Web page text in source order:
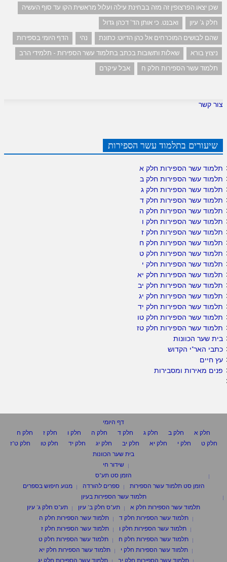
שכן יצאו הפרצופין זה מזה בבחינת עילה ועלול מראשית הקו עד סוף העשיה
חלק ג' עיון
ואבנט. כי אותן הד' דכהן גדול
שהם לבושים המוכרחים אל כהן הדיוט: כתונת
נהי
הדף היומי בספירות
ניצוץ בורא
שאלות ותשובות בכתב בתלמוד עשר הספירות - תלמידי הרב
תלמוד עשר הספירות חלק ח
אבל עיקרם
צור קשר
שיעורים בתלמוד עשר הספירות
תלמוד עשר הספירות חלק א
תלמוד עשר הספירות חלק ב
תלמוד עשר הספירות חלק ג
תלמוד עשר הספירות חלק ד
תלמוד עשר הספירות חלק ה
תלמוד עשר הספירות חלק ו
תלמוד עשר הספירות חלק ז
תלמוד עשר הספירות חלק ח
תלמוד עשר הספירות חלק ט
תלמוד עשר הספירות חלק י
תלמוד עשר הספירות חלק יא
תלמוד עשר הספירות חלק יב
תלמוד עשר הספירות חלק יג
תלמוד עשר הספירות חלק יד
תלמוד עשר הספירות חלק טו
תלמוד עשר הספירות חלק טז
בית שער הכוונות
כתבי האר"י הקדוש
עץ חיים
פנים מאירות ומסבירות
דף היומי
חלק א
חלק ב חלק ג חלק ד חלק ה חלק ו חלק ז
חלק ח
חלק ט
חלק י חלק יא חלק יב חלק יג חלק יד חלק טו
חלק ט"ז
בית שער הכוונות
שידור חי
הזמן סט תע"ס
הזמן סט תלמוד עשר הספירות
ספרים להורדה
מנוע חיפוש בספרים
תלמוד עשר הספירות בעיון
תלמוד עשר הספירות חלק א
תע"ס חלק ב' עיון
תע"ס חלק ג' עיון
תלמוד עשר הספירות חלק ד
תלמוד עשר הספירות חלק ה
תלמוד עשר הספירות חלק ו
תלמוד עשר הספירות חלק ז
תלמוד עשר הספירות חלק ח
תלמוד עשר הספירות חלק ט
תלמוד עשר הספירות חלק י
תלמוד עשר הספירות חלק יא
תלמוד עשר הספירות חלק יב
תלמוד עשר הספירות חלק יג